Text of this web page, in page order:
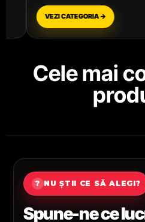
VEZI CATEGORIA →
Cele mai
? NU ȘTII CE SĂ ALEGI?
Spune-ne ce